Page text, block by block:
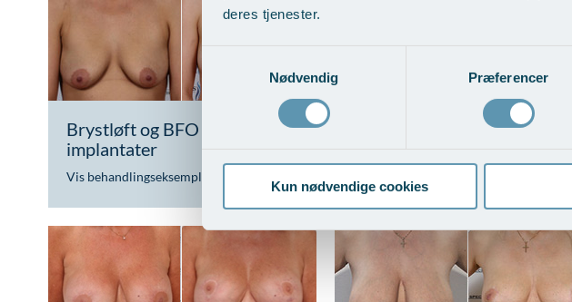
deres tjenester.
Nødvendig
Præferencer
Kun nødvendige cookies
Brystløft og BFO med
implantater
Vis behandlingseksempler
Brystløft og BFO med